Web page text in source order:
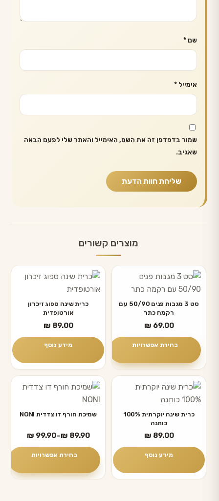
שם *
אימייל *
שמור בדפדפן זה את השם, האימייל והאתר שלי לפעם הבאה
שאגיב.
מוצרים קשורים
סט 3 מגבות פנים 50/90 עם
רקמה כתר
₪ 69.00
בחירת אפשרויות
למוצר
זה
יש
ניתן
לבחור
את
האפשרויות
בעמוד
המוצר
כרית שינה ספוג זיכרון
אורטופדית
₪ 89.00
מידע נוסף
כרית שינה יוקרתית 100%
כותנה
₪ 89.00
מידע נוסף
שמיכת חורף דו צדדית NONI
₪ 89.90
–
₪ 99.90
טווח
מחירים:
⁦₪ 99.90⁩
בחירת אפשרויות
למוצר
זה
יש
סוגים.
ניתן
לבחור
את